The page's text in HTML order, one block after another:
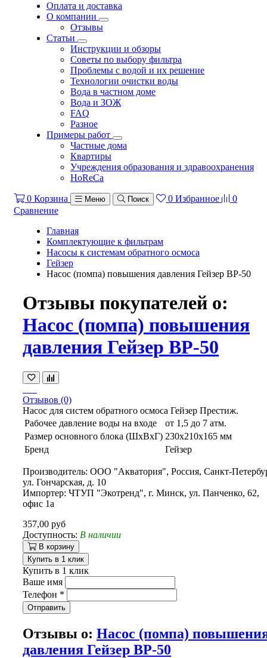
Оплата и доставка
О компании
Отзывы
Статьи
Инструкции и обзоры
Советы по выбору фильтра
Проблемы с водой и их решение
Технологии очистки воды
Вода в частном доме
Вода и ЗОЖ
FAQ
Разное
Примеры работ
Частные дома
Квартиры
Учреждения образования и здравоохранения
HoReCa
0 Корзина Меню Поиск 0 Избранное
0
Сравнение
Главная
Комплектующие к фильтрам
Насосы к системам обратного осмоса
Гейзер
Насос (помпа) повышения давления Гейзер BP-50
Отзывы покупателей о:
Насос (помпа) повышения
давления Гейзер BP-50
Отзывов (0)
Насос для систем обратного осмоса Гейзер Престиж.
Рабочее давление воды на входе
от 1,5 до 7 атм.
Размер основного блока (ШxВxГ) 230x210x165 мм
Бренд
Гейзер
Производитель: ООО "Акватория", Россия, Санкт-
ул. Гончарская, д. 10
Импортер: ЧТУП "Экотренд", г. Минск, ул. Панченко, 62,
офис 1а
357,00 руб
Доступность: В наличии
В корзину
Купить в 1 клик
Купить в 1 клик
Ваше имя
Телефон *
Отправить
Отзывы о: Насос (помпа)
давления Гейзер BP-50